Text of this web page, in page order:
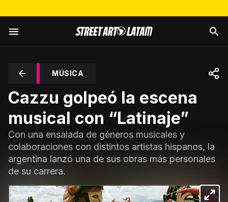
MÚSICA
Cazzu golpeó la escena
musical con “Latinaje”
Con una ensalada de géneros musicales y
colaboraciones con distintos artistas hispanos, la
argentina lanzó una de sus obras más personales
de su carrera.